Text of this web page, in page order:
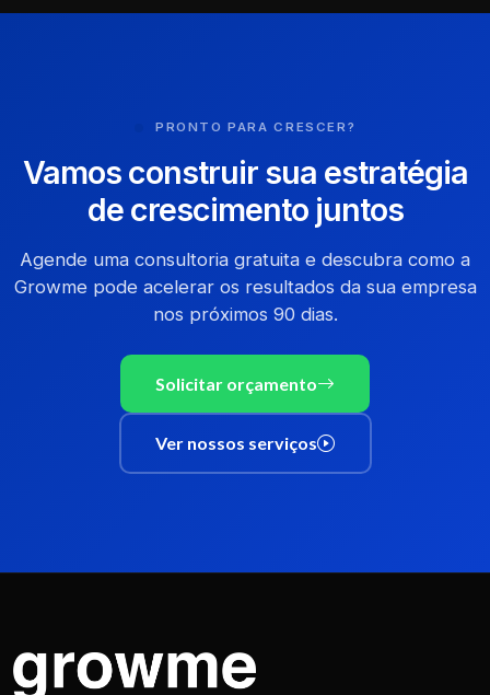
PRONTO PARA CRESCER?
Vamos construir sua estratégia
de crescimento juntos
Agende uma consultoria gratuita e descubra como a
Growme pode acelerar os resultados da sua empresa
nos próximos 90 dias.
Solicitar orçamento
Ver nossos serviços